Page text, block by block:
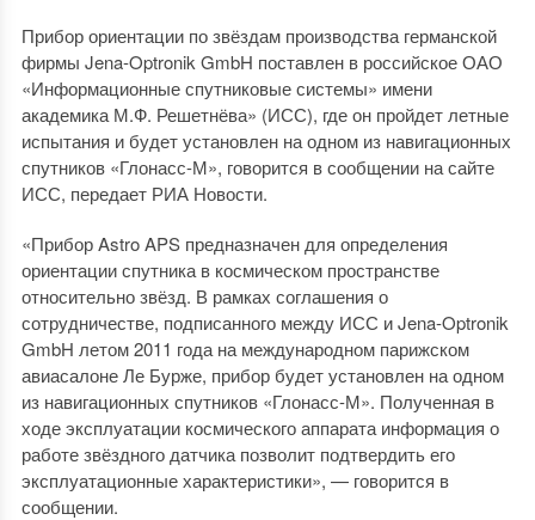
Прибор ориентации по звёздам производства германской
фирмы Jena-Optronik GmbH поставлен в российское ОАО
«Информационные спутниковые системы» имени
академика М.Ф. Решетнёва» (ИСС), где он пройдет летные
испытания и будет установлен на одном из навигационных
спутников «Глонасс-М», говорится в сообщении на сайте
ИСС, передает РИА Новости.
«Прибор Astro APS предназначен для определения
ориентации спутника в космическом пространстве
относительно звёзд. В рамках соглашения о
сотрудничестве, подписанного между ИСС и Jena-Optronik
GmbH летом 2011 года на международном парижском
авиасалоне Ле Бурже, прибор будет установлен на одном
из навигационных спутников «Глонасс-М». Полученная в
ходе эксплуатации космического аппарата информация о
работе звёздного датчика позволит подтвердить его
эксплуатационные характеристики», — говорится в
сообщении.